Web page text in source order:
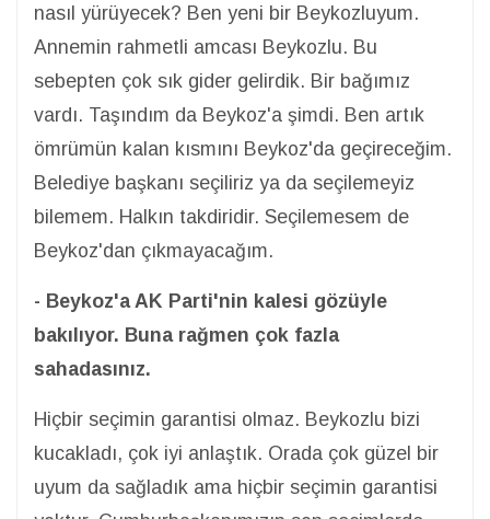
nasıl yürüyecek? Ben yeni bir Beykozluyum.
Annemin rahmetli amcası Beykozlu. Bu
sebepten çok sık gider gelirdik. Bir bağımız
vardı. Taşındım da Beykoz'a şimdi. Ben artık
ömrümün kalan kısmını Beykoz'da geçireceğim.
Belediye başkanı seçiliriz ya da seçilemeyiz
bilemem. Halkın takdiridir. Seçilemesem de
Beykoz'dan çıkmayacağım.
- Beykoz'a AK Parti'nin kalesi gözüyle
bakılıyor. Buna rağmen çok fazla
sahadasınız.
Hiçbir seçimin garantisi olmaz. Beykozlu bizi
kucakladı, çok iyi anlaştık. Orada çok güzel bir
uyum da sağladık ama hiçbir seçimin garantisi